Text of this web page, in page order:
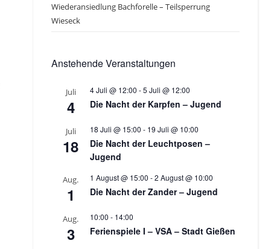
Wiederansiedlung Bachforelle – Teilsperrung
Wieseck
Anstehende Veranstaltungen
Juli
4
4 Juli @ 12:00 -5 Juli @ 12:00
Die Nacht der Karpfen – Jugend
Juli
18
18 Juli @ 15:00 - 19 Juli @ 10:00
Die Nacht der Leuchtposen –
Jugend
Aug.
1
1 August @ 15:00 -2 August @ 10:00
Die Nacht der Zander – Jugend
Aug.
3
10:00 - 14:00
Ferienspiele I – VSA – Stadt Gießen